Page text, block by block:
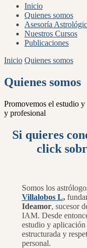
Inicio
Quienes somos
Asesoría
Nuestros Cursos
Publicaciones
Inicio Quienes somos
Quienes somos
Promovemos el estudio
y profesional
Si quieres
click
Somos los
Villalobos L,
Ideamor, sucesor
IAM. Desde
estudio y aplicación
estructurada y
personal.